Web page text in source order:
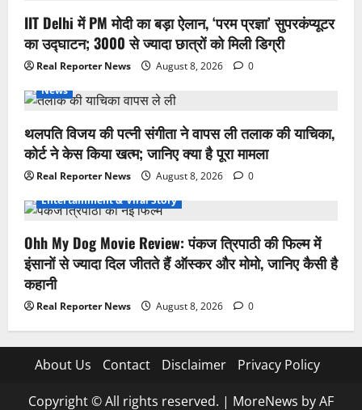
IIT Delhi में PM मोदी का बड़ा ऐलान, ‘परम प्रज्ञा’ सुपरकंप्यूटर
का उद्घाटन; 3000 से ज्यादा छात्रों को मिली डिग्री
Real Reporter News August 8, 2026
0
News
थलपति विजय की पत्नी संगीता ने वापस ली तलाक की याचिका,
कोर्ट ने केस किया खत्म; जानिए क्या है पूरा मामला
Real Reporter News August 8, 2026
0
Entertainment & Viral Story
Ohh My Dog Movie Review: पंकज त्रिपाठी की फिल्म में
इंसानों से ज्यादा दिल जीतते हैं ऑस्कर और मोमो, जानिए कैसी है
कहानी
Real Reporter News August 8, 2026 0
About Us Contact Disclaimer Privacy Policy
Copyright © All rights reserved. | MoreNews by AF